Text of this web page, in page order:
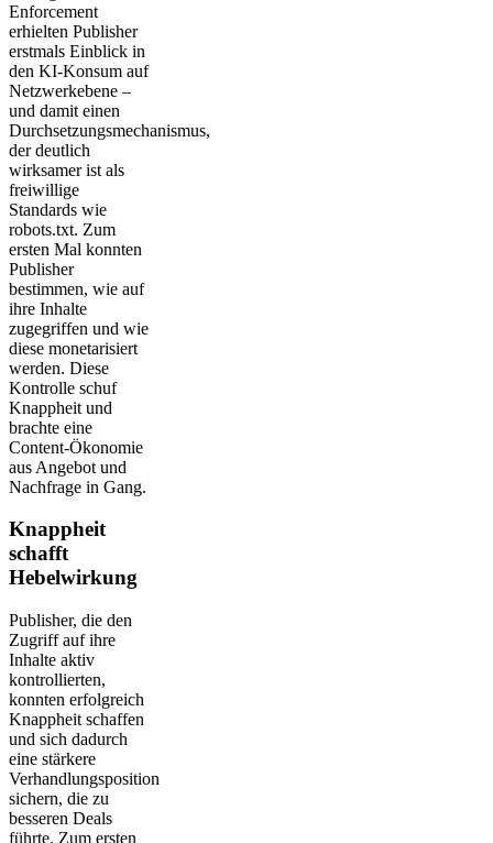
Enforcement
erhielten Publisher
erstmals Einblick in
den KI-Konsum auf
Netzwerkebene –
und damit einen
Durchsetzungsmechanismus,
der deutlich
wirksamer ist als
freiwillige
Standards wie
robots.txt. Zum
ersten Mal konnten
Publisher
bestimmen, wie auf
ihre Inhalte
zugegriffen und wie
diese monetarisiert
werden. Diese
Kontrolle schuf
Knappheit und
brachte eine
Content-Ökonomie
aus Angebot und
Nachfrage in Gang.
Knappheit
schafft
Hebelwirkung
Publisher, die den
Zugriff auf ihre
Inhalte aktiv
kontrollierten,
konnten erfolgreich
Knappheit schaffen
und sich dadurch
eine stärkere
Verhandlungsposition
sichern, die zu
besseren Deals
führte. Zum ersten